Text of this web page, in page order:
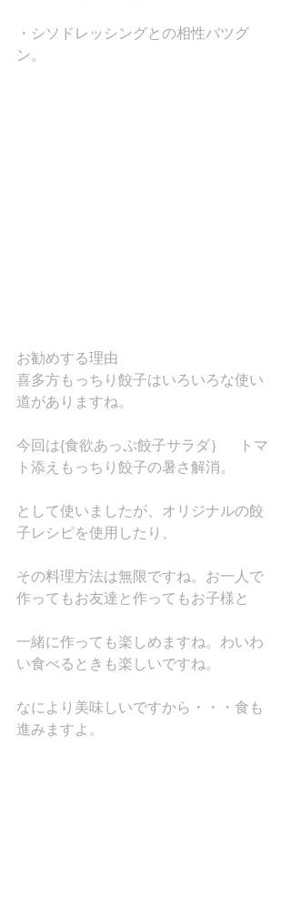
・シソドレッシングとの相性バツグ
ン。
お勧めする理由
喜多方もっちり餃子はいろいろな使い
道がありますね。
今回は{食欲あっぷ餃子サラダ｝　トマ
ト添えもっちり餃子の暑さ解消。
として使いましたが、オリジナルの餃
子レシピを使用したり、
その料理方法は無限ですね。お一人で
作ってもお友達と作ってもお子様と
一緒に作っても楽しめますね。わいわ
い食べるときも楽しいですね。
なにより美味しいですから・・・食も
進みますよ。